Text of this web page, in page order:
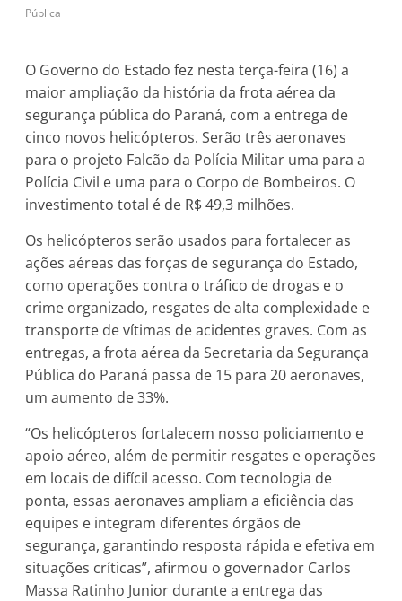
Pública
O Governo do Estado fez nesta terça-feira (16) a
maior ampliação da história da frota aérea da
segurança pública do Paraná, com a entrega de
cinco novos helicópteros. Serão três aeronaves
para o projeto Falcão da Polícia Militar uma para a
Polícia Civil e uma para o Corpo de Bombeiros. O
investimento total é de R$ 49,3 milhões.
Os helicópteros serão usados para fortalecer as
ações aéreas das forças de segurança do Estado,
como operações contra o tráfico de drogas e o
crime organizado, resgates de alta complexidade e
transporte de vítimas de acidentes graves. Com as
entregas, a frota aérea da Secretaria da Segurança
Pública do Paraná passa de 15 para 20 aeronaves,
um aumento de 33%.
“Os helicópteros fortalecem nosso policiamento e
apoio aéreo, além de permitir resgates e operações
em locais de difícil acesso. Com tecnologia de
ponta, essas aeronaves ampliam a eficiência das
equipes e integram diferentes órgãos de
segurança, garantindo resposta rápida e efetiva em
situações críticas”, afirmou o governador Carlos
Massa Ratinho Junior durante a entrega das